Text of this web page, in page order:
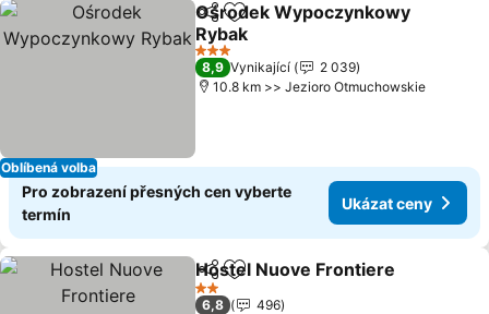
Oblíbená volba
SdíletPřidat na seznam oblíbených
Ośrodek Wypoczynkowy
Rybak
3 Počet hvězdiček
8,9 Vynikající
2 039
10.8 km >> Jezioro Otmuchowskie
Pro zobrazení přesných cen vyberte
termín
Ukázat ceny
SdíletPřidat na seznam oblíbených
Hostel Nuove Frontiere
2 Počet hvězdiček
6,8
496